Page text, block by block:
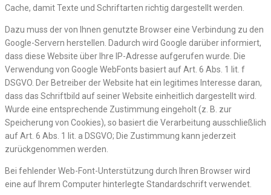
Cache, damit Texte und Schriftarten richtig dargestellt werden.
Dazu muss der von Ihnen genutzte Browser eine Verbindung zu den
Google-Servern herstellen. Dadurch wird Google darüber informiert,
dass diese Website über Ihre IP-Adresse aufgerufen wurde. Die
Verwendung von Google WebFonts basiert auf Art. 6 Abs. 1 lit. f
DSGVO. Der Betreiber der Website hat ein legitimes Interesse daran,
dass das Schriftbild auf seiner Website einheitlich dargestellt wird.
Wurde eine entsprechende Zustimmung eingeholt (z. B. zur
Speicherung von Cookies), so basiert die Verarbeitung ausschließlich
auf Art. 6 Abs. 1 lit. a DSGVO; Die Zustimmung kann jederzeit
zurückgenommen werden.
Bei fehlender Web-Font-Unterstützung durch Ihren Browser wird
eine auf Ihrem Computer hinterlegte Standardschrift verwendet.